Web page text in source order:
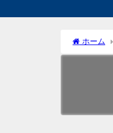
ホーム